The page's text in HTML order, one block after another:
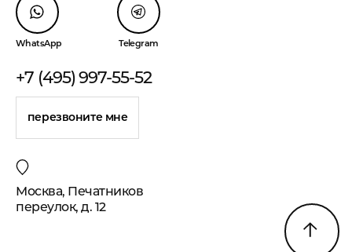
WhatsApp Telegram
+7 (495) 997-55-52
перезвоните мне
Москва, Печатников
переулок, д. 12